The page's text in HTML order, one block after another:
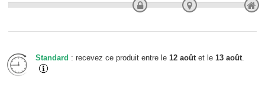
Standard : recevez ce produit entre le 12 août et le 13 août